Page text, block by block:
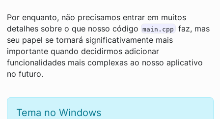
Por enquanto, não precisamos entrar em muitos
detalhes sobre o que nosso código
main.cpp
faz, mas
seu papel se tornará significativamente mais
importante quando decidirmos adicionar
funcionalidades mais complexas ao nosso aplicativo
no futuro.
Tema no Windows